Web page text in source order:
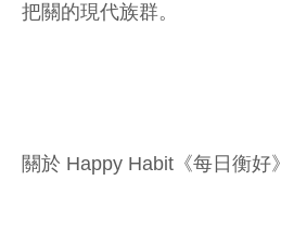
把關的現代族群。
關於 Happy Habit《每日衡好》